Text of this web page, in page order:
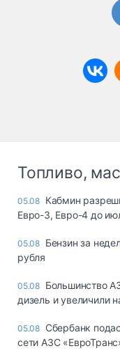
Топливо,
05.08 Кабмин
Евро-3, Евро-4 до
05.08 Бензин за
рубля
05.08 Большинство
дизель и увеличили
05.08 Сбербанк
сети АЗС